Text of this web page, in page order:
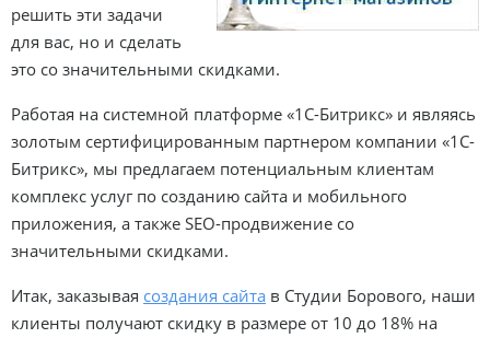
решить эти задачи
для вас, но и сделать
это со значительными скидками.
Работая на системной платформе «1С-Битрикс» и являясь
золотым сертифицированным партнером компании «1С-
Битрикс», мы предлагаем потенциальным клиентам
комплекс услуг по созданию сайта и мобильного
приложения, а также SEO-продвижение со
значительными скидками.
Итак, заказывая создания сайта в Студии Борового, наши
клиенты получают скидку в размере от 10 до 18% на